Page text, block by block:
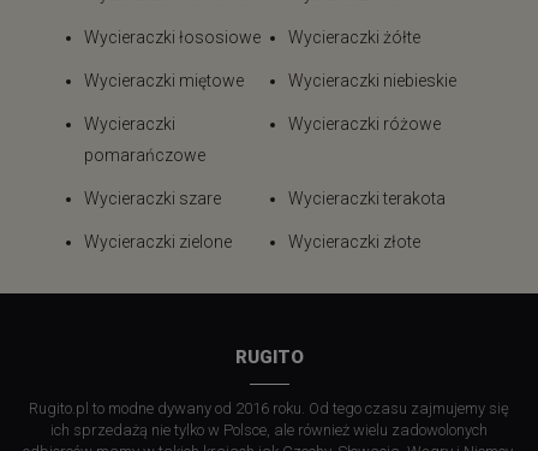
Wycieraczki łososiowe Wycieraczki żółte
Wycieraczki miętowe Wycieraczki niebieskie
Wycieraczki
pomarańczowe
Wycieraczki różowe
Wycieraczki szare Wycieraczki terakota
Wycieraczki zielone Wycieraczki złote
RUGITO
Rugito.pl to modne dywany od 2016 roku. Od tego czasu zajmujemy się
ich sprzedażą nie tylko w Polsce, ale również wielu zadowolonych